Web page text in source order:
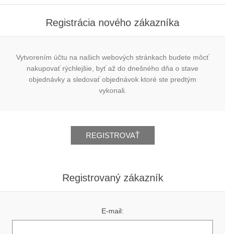
Registrácia nového zákazníka
Vytvorením účtu na našich webových stránkach budete môcť
nakupovať rýchlejšie, byť až do dnešného dňa o stave
objednávky a sledovať objednávok ktoré ste predtým
vykonali.
REGISTROVAŤ
Registrovaný zákazník
E-mail: